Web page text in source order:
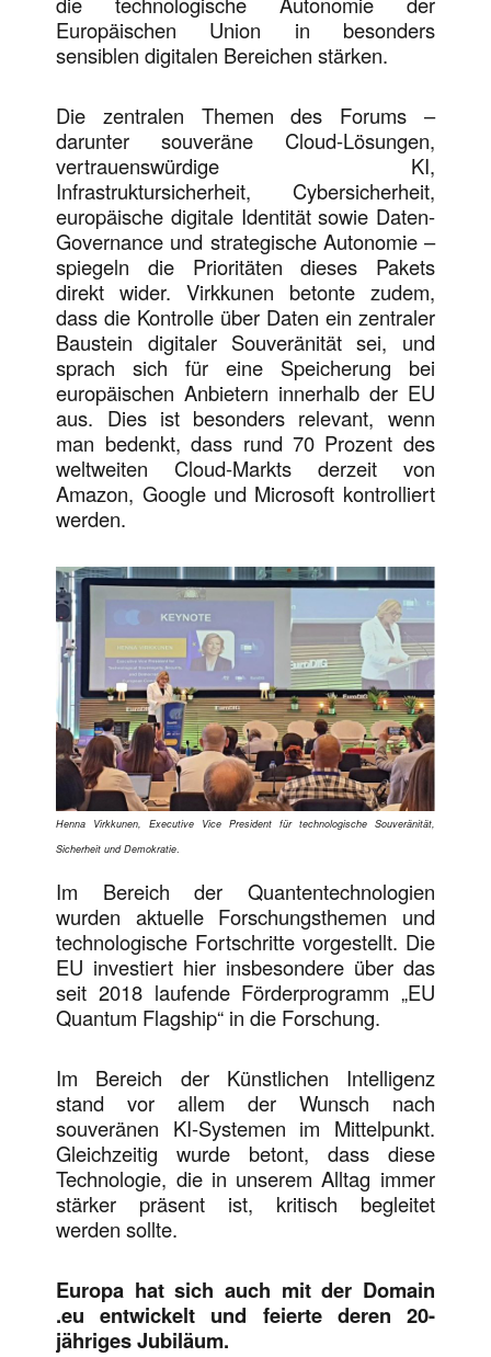
Europäischen Union in besonders
sensiblen digitalen Bereichen stärken.
Die zentralen Themen des Forums –
darunter souveräne Cloud-Lösungen,
vertrauenswürdige KI,
Infrastruktursicherheit, Cybersicherheit,
europäische digitale Identität sowie Daten-
Governance und strategische Autonomie –
spiegeln die Prioritäten dieses Pakets
direkt wider. Virkkunen betonte zudem,
dass die Kontrolle über Daten ein zentraler
Baustein digitaler Souveränität sei, und
sprach sich für eine Speicherung bei
europäischen Anbietern innerhalb der EU
aus. Dies ist besonders relevant, wenn
man bedenkt, dass rund 70 Prozent des
weltweiten Cloud-Markts derzeit von
Amazon, Google und Microsoft kontrolliert
werden.
Henna Virkkunen, Executive Vice President für technologische Souveränität,
Sicherheit und Demokratie.
Im Bereich der Quantentechnologien
wurden aktuelle Forschungsthemen und
technologische Fortschritte vorgestellt. Die
EU investiert hier insbesondere über das
seit 2018 laufende Förderprogramm „EU
Quantum Flagship“ in die Forschung.
Im Bereich der Künstlichen Intelligenz
stand vor allem der Wunsch nach
souveränen KI-Systemen im Mittelpunkt.
Gleichzeitig wurde betont, dass diese
Technologie, die in unserem Alltag immer
stärker präsent ist, kritisch begleitet
werden sollte.
Europa hat sich auch mit der Domain
.eu entwickelt und feierte deren 20-
jähriges Jubiläum.